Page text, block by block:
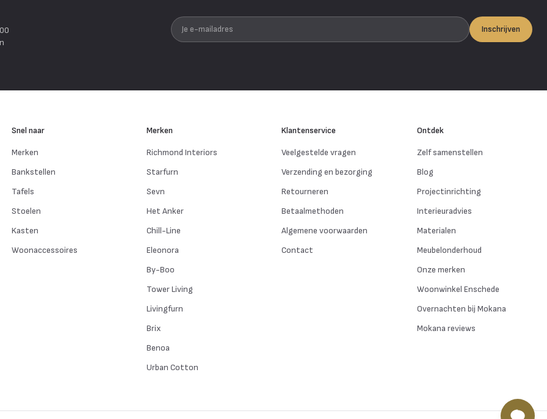
Je e-mailadres
Inschrijven
Snel naar
Merken
Bankstellen
Tafels
Stoelen
Kasten
Woonaccessoires
Merken
Richmond Interiors
Starfurn
Sevn
Het Anker
Chill-Line
Eleonora
By-Boo
Tower Living
Livingfurn
Brix
Benoa
Urban Cotton
Klantenservice
Veelgestelde vragen
Verzending en bezorging
Retourneren
Betaalmethoden
Algemene voorwaarden
Contact
Ontdek
Zelf samenstellen
Blog
Projectinrichting
Interieuradvies
Materialen
Meubelonderhoud
Onze merken
Woonwinkel Enschede
Overnachten bij Mokana
Mokana reviews